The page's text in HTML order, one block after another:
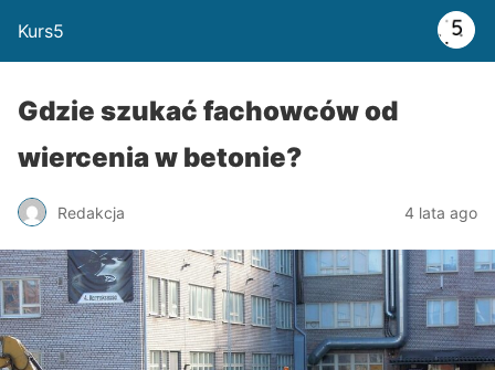
Kurs5
Gdzie szukać fachowców od
wiercenia w betonie?
Redakcja 4 lata ago